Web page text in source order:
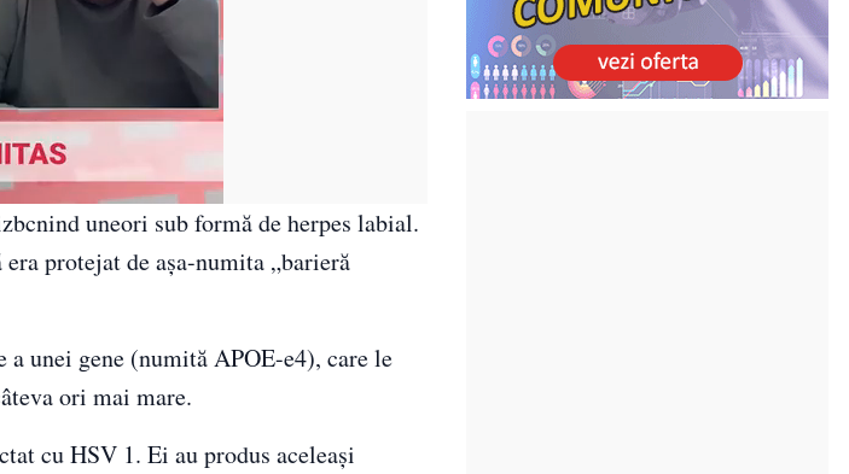
uneori sub formă de herpes labial.
protejat de așa-numita „barieră
unei gene (numită APOE-e4), care le
ori mai mare.
cu HSV 1. Ei au produs aceleași